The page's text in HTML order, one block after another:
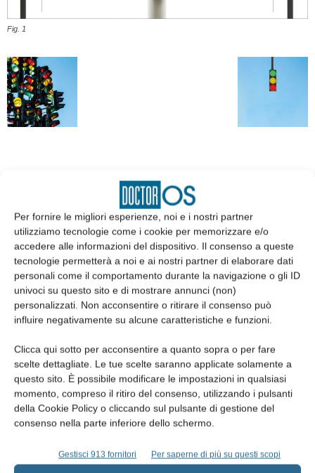
Per fornire le migliori esperienze, noi e i nostri partner
utilizziamo tecnologie come i cookie per memorizzare e/o
accedere alle informazioni del dispositivo. Il consenso a queste
tecnologie permetterà a noi e ai nostri partner di elaborare dati
personali come il comportamento durante la navigazione o gli ID
univoci su questo sito e di mostrare annunci (non)
personalizzati. Non acconsentire o ritirare il consenso può
influire negativamente su alcune caratteristiche e funzioni.
Clicca qui sotto per acconsentire a quanto sopra o per fare
scelte dettagliate. Le tue scelte saranno applicate solamente a
questo sito. È possibile modificare le impostazioni in qualsiasi
momento, compreso il ritiro del consenso, utilizzando i pulsanti
della Cookie Policy o cliccando sul pulsante di gestione del
consenso nella parte inferiore dello schermo.
Gestisci 913 fornitori Per saperne di più su questi scopi
Fig. 1
Edicola web
Abbonati